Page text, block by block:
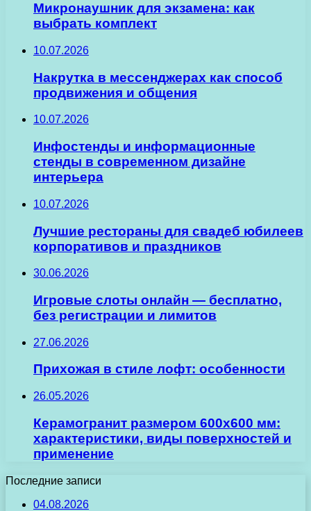
Микронаушник для экзамена: как
выбрать комплект
10.07.2026
Накрутка в мессенджерах как способ
продвижения и общения
10.07.2026
Инфостенды и информационные
стенды в современном дизайне
интерьера
10.07.2026
Лучшие рестораны для свадеб юбилеев
корпоративов и праздников
30.06.2026
Игровые слоты онлайн — бесплатно,
без регистрации и лимитов
27.06.2026
Прихожая в стиле лофт: особенности
26.05.2026
Керамогранит размером 600х600 мм:
характеристики, виды поверхностей и
применение
Последние записи
04.08.2026